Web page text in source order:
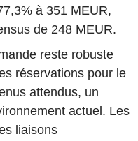
à 351 MEUR,
de 248 MEUR.
reste robuste
réservations pour le
attendus, un
actuel. Les
liaisons